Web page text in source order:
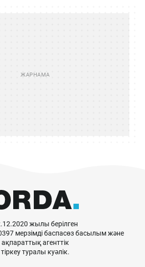
жылы берілген
мерзімді баспасөз басылым және
ақпараттық агенттік
тіркеу туралы куәлік.